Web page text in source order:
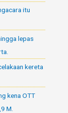
itu
lepas
kereta
kena OTT
M.